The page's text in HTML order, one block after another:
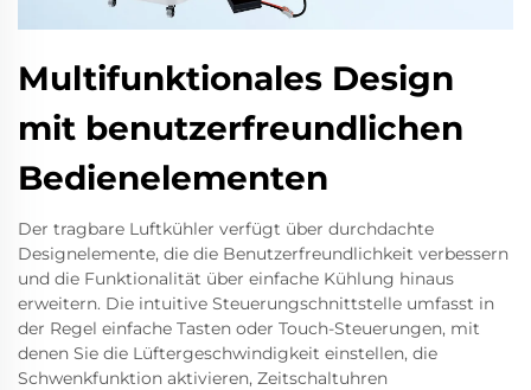
Multifunktionales Design
mit benutzerfreundlichen
Bedienelementen
Der tragbare Luftkühler verfügt über durchdachte
Designelemente, die die Benutzerfreundlichkeit verbessern
und die Funktionalität über einfache Kühlung hinaus
erweitern. Die intuitive Steuerungschnittstelle umfasst in
der Regel einfache Tasten oder Touch-Steuerungen, mit
denen Sie die Lüftergeschwindigkeit einstellen, die
Schwenkfunktion aktivieren, Zeitschaltuhren